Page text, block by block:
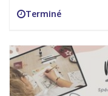
Terminé